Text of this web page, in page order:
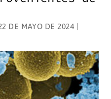
DE MAYO DE 2024 |